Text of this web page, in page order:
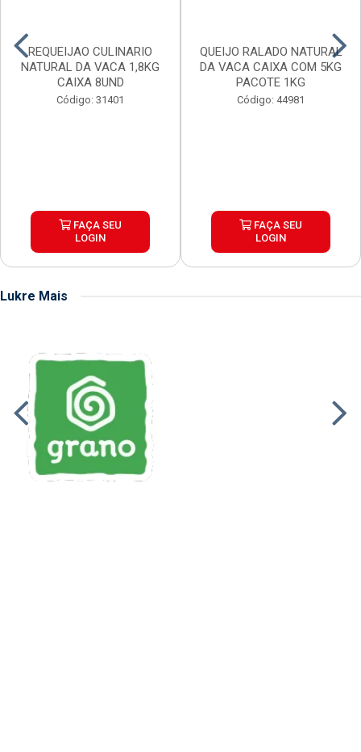
REQUEIJAO CULINARIO
NATURAL DA VACA 1,8KG
CAIXA 8UND
Código: 31401
FAÇA SEU
LOGIN
QUEIJO RALADO NATURAL
DA VACA CAIXA COM 5KG
PACOTE 1KG
Código: 44981
FAÇA SEU
LOGIN
Lukre Mais